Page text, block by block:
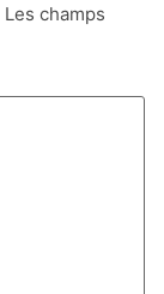
Les champs